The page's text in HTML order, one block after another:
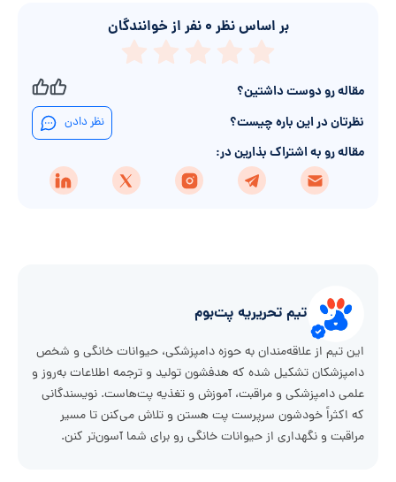
بر اساس نظر ۰ نفر از خوانندگان
مقاله رو دوست داشتین؟
نظرتان در این باره چیست؟
نظر دادن
مقاله رو به اشتراک بذارین در:
تیم تحریریه پت‌بوم
این تیم از علاقه‌مندان به حوزه دامپزشکی، حیوانات خانگی و شخص
دامپزشکان تشکیل شده که هدفشون تولید و ترجمه اطلاعات به‌روز و
علمی دامپزشکی و مراقبت، آموزش و تغذیه پت‌هاست. نویسندگانی
که اکثراً خودشون سرپرست پت هستن و تلاش می‌کنن تا مسیر
مراقبت و نگهداری از حیوانات خانگی رو برای شما آسون‌تر کنن.